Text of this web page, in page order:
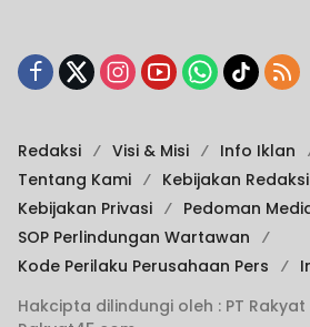
Redaksi Visi & Misi Info Iklan
Tentang Kami
Kebijakan Redaksi
Kebijakan Privasi
Pedoman
SOP Perlindungan Wartawan
Kode Perilaku Perusahaan Pers
Hakcipta dilindungi oleh : PT